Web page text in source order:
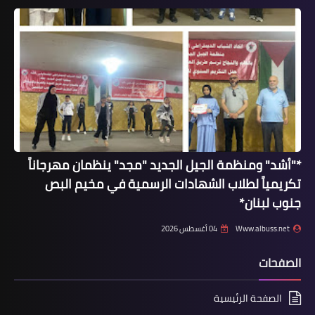
أخبار البص
*ولادة الطفل محمد ابن ابو غدير*
*"أشد" ومنظمة الجيل الجديد "مجد" ينظمان مهرجاناً
تكريمياً لطلاب الشهادات الرسمية في مخيم البص
جنوب لبنان*
Www.albuss.net 04 أغسطس 2026
الصفحات
الصفحة الرئيسية